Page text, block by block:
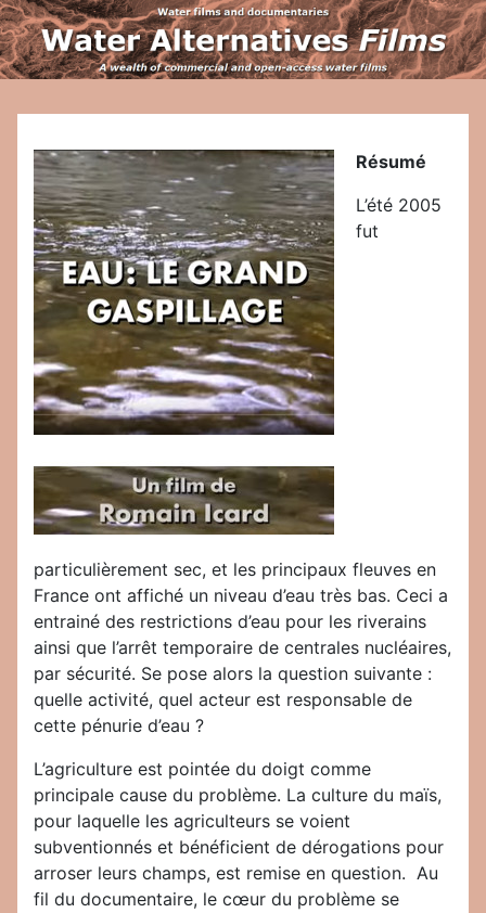
Résumé
L’été 2005
fut
particulièrement sec, et les principaux fleuves en
France ont affiché un niveau d’eau très bas. Ceci a
entrainé des restrictions d’eau pour les riverains
ainsi que l’arrêt temporaire de centrales nucléaires,
par sécurité. Se pose alors la question suivante :
quelle activité, quel acteur est responsable de
cette pénurie d’eau ?
L’agriculture est pointée du doigt comme
principale cause du problème. La culture du maïs,
pour laquelle les agriculteurs se voient
subventionnés et bénéficient de dérogations pour
arroser leurs champs, est remise en question. Au
fil du documentaire, le cœur du problème se